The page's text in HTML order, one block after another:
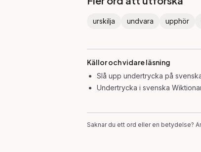
urskilja undvara upphör
Källor och vidare läsning
Slå upp undertrycka på
Undertrycka i svenska
Saknar du ett ord eller en betydelse?